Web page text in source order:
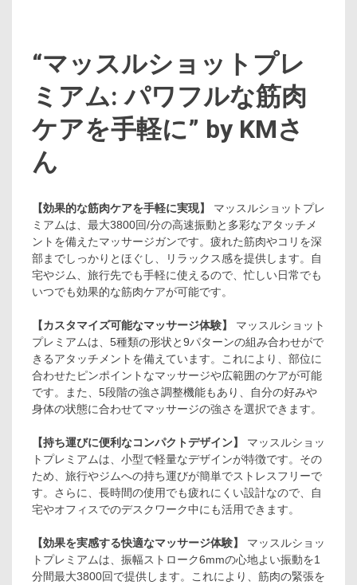
“マッスルショットプレ
ミアム: パワフルな筋肉
ケアを手軽に” by KMさ
ん
【効果的な筋肉ケアを手軽に実現】
マッスルショットプレ
ミアムは、最大3800回/分の高速振動と多彩なアタッチメ
ントを備えたマッサージガンです。疲れた筋肉やコリを深
部までしっかりとほぐし、リラックス感を提供します。自
宅やジム、旅行先でも手軽に使えるので、忙しい日常でも
いつでも効果的な筋肉ケアが可能です。
【カスタマイズ可能なマッサージ体験】
マッスルショット
プレミアムは、5種類の形状と9パターンの組み合わせがで
きるアタッチメントを備えています。これにより、部位に
合わせたピンポイントなマッサージや広範囲のケアが可能
です。また、5段階の強さ調整機能もあり、自分の好みや
身体の状態に合わせてマッサージの強さを選択できます。
【持ち運びに便利なコンパクトデザイン】
マッスルショッ
トプレミアムは、小型で軽量なデザインが特徴です。その
ため、旅行やジムへの持ち運びが簡単でストレスフリーで
す。さらに、長時間の使用でも疲れにくい設計なので、自
宅やオフィスでのデスクワーク中にも活用できます。
【効果を実感する快適なマッサージ体験】
マッスルショッ
トプレミアムは、振幅ストローク6mmの心地よい振動を1
分間最大3800回で提供します。これにより、筋肉の緊張を